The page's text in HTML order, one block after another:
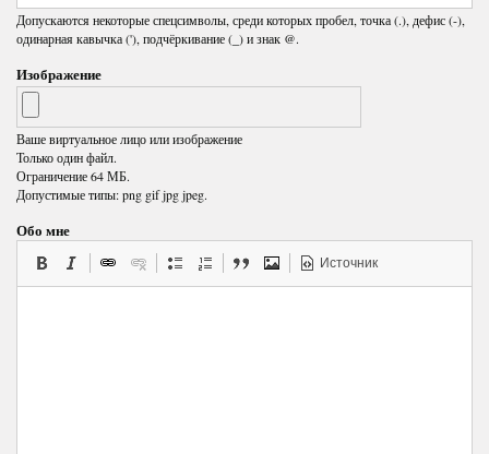
Допускаются некоторые спецсимволы, среди которых пробел, точка (.), дефис (-),
одинарная кавычка ('), подчёркивание (_) и знак @.
Изображение
Ваше виртуальное лицо или изображение
Только один файл.
Ограничение 64 МБ.
Допустимые типы: png gif jpg jpeg.
Обо мне
Источник